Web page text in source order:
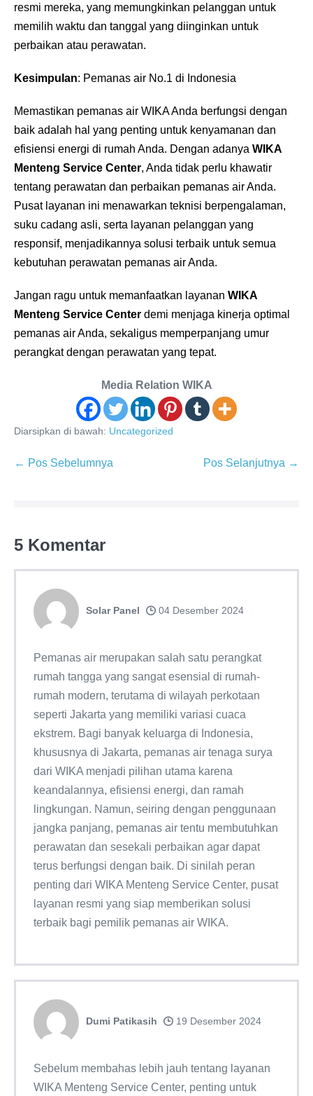
resmi mereka, yang memungkinkan pelanggan untuk
memilih waktu dan tanggal yang diinginkan untuk
perbaikan atau perawatan.
Kesimpulan: Pemanas air No.1 di Indonesia
Memastikan pemanas air WIKA Anda berfungsi dengan
baik adalah hal yang penting untuk kenyamanan dan
efisiensi energi di rumah Anda. Dengan adanya WIKA
Menteng Service Center, Anda tidak perlu khawatir
tentang perawatan dan perbaikan pemanas air Anda.
Pusat layanan ini menawarkan teknisi berpengalaman,
suku cadang asli, serta layanan pelanggan yang
responsif, menjadikannya solusi terbaik untuk semua
kebutuhan perawatan pemanas air Anda.
Jangan ragu untuk memanfaatkan layanan WIKA
Menteng Service Center demi menjaga kinerja optimal
pemanas air Anda, sekaligus memperpanjang umur
perangkat dengan perawatan yang tepat.
Media Relation WIKA
Diarsipkan di bawah: Uncategorized
Navigasi
← Pos Sebelumnya Pos Selanjutnya →
5 Komentar
Solar Panel 04 Desember 2024
Pemanas air merupakan salah satu perangkat
rumah tangga yang sangat esensial di rumah-
rumah modern, terutama di wilayah perkotaan
seperti Jakarta yang memiliki variasi cuaca
ekstrem. Bagi banyak keluarga di Indonesia,
khususnya di Jakarta, pemanas air tenaga surya
dari WIKA menjadi pilihan utama karena
keandalannya, efisiensi energi, dan ramah
lingkungan. Namun, seiring dengan penggunaan
jangka panjang, pemanas air tentu membutuhkan
perawatan dan sesekali perbaikan agar dapat
terus berfungsi dengan baik. Di sinilah peran
penting dari WIKA Menteng Service Center, pusat
layanan resmi yang siap memberikan solusi
terbaik bagi pemilik pemanas air WIKA.
Dumi Patikasih 19 Desember 2024
Sebelum membahas lebih jauh tentang layanan
WIKA Menteng Service Center, penting untuk